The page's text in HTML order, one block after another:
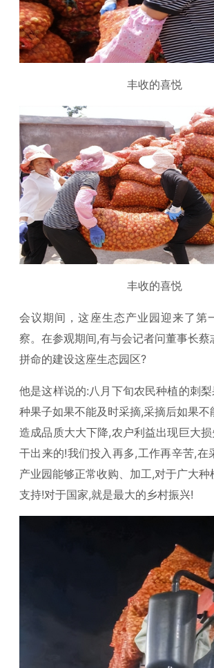
丰收的喜悦
丰收的喜悦
会议期间，这座生态产业园迎来了第
察。在参观期间,有与会记者问董事长蔡
拼命的建设这座生态园区?
他是这样说的:八月下旬农民种植的刺
种果子如果不能及时采摘,采摘后如果不
造成品质大大下降,农户利益出现巨大
干出来的!我们投入再多,工作再辛苦,在
产业园能够正常收购、加工,对于广大种
支持!对于国家,就是最大的乡村振兴!